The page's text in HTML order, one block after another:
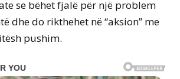
se bëhet fjalë për një problem
dhe do rikthehet në “aksion” me
pushim.